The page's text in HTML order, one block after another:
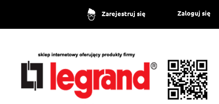
Zarejestruj się Zaloguj się